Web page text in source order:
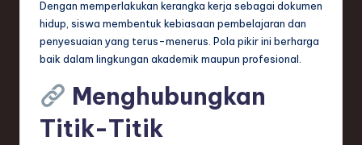
Dengan memperlakukan kerangka kerja sebagai dokumen
hidup, siswa membentuk kebiasaan pembelajaran dan
penyesuaian yang terus-menerus. Pola pikir ini berharga
baik dalam lingkungan akademik maupun profesional.
Menghubungkan
Titik-Titik